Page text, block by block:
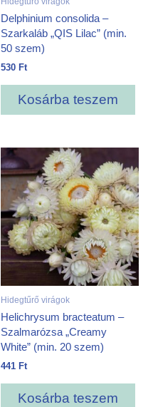
Delphinium consolida –
Szarkaláb „QIS Lilac” (min.
50 szem)
530 Ft
Kosárba teszem
Hidegtűrő virágok
Helichrysum bracteatum –
Szalmarózsa „Creamy
White” (min. 20 szem)
441 Ft
Kosárba teszem